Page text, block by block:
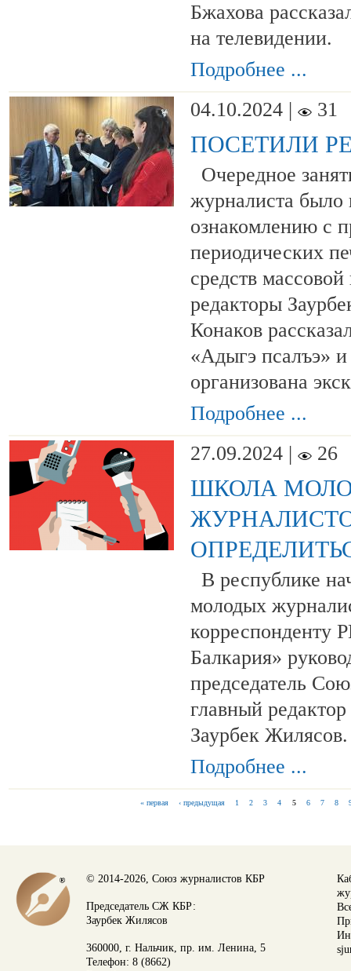
Бжахова
на телевидении.
Подробнее ...
04.10.2024 |
31
ПОСЕТИЛИ
Очередное
журналиста было
ознакомлению с
периодических
средств
редакторы
Конаков
«Адыгэ псалъэ»
организована
Подробнее ...
27.09.2024 |
26
ШКОЛА
В республике
молодых
корреспонденту
Балкария»
председатель
главный
Заурбек Жилясов.
Подробнее ...
« первая ‹ предыдущая 1 2 3 4 5 6 7 8
© 2014-2026, Союз журналистов КБР
Председатель СЖ КБР:
Заурбек Жилясов
360000, г. Нальчик, пр. им. Ленина, 5
Телефон: 8 (8662)